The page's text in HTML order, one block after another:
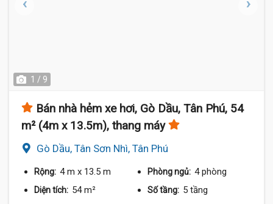
1 / 9
Bán nhà hẻm xe hơi, Gò Dầu, Tân Phú, 54
m² (4m x 13.5m), thang máy
Gò Dầu, Tân Sơn Nhì, Tân Phú
Rộng: 4 m x 13.5 m Phòng ngủ: 4 phòng
Diện tích: 54 m² Số tầng: 5 tầng